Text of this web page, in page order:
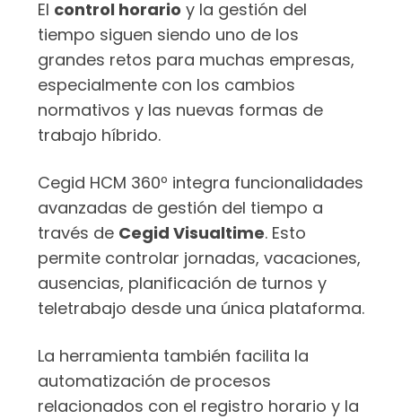
El control horario y la gestión del
tiempo siguen siendo uno de los
grandes retos para muchas empresas,
especialmente con los cambios
normativos y las nuevas formas de
trabajo híbrido.
Cegid HCM 360º integra funcionalidades
avanzadas de gestión del tiempo a
través de Cegid Visualtime. Esto
permite controlar jornadas, vacaciones,
ausencias, planificación de turnos y
teletrabajo desde una única plataforma.
La herramienta también facilita la
automatización de procesos
relacionados con el registro horario y la